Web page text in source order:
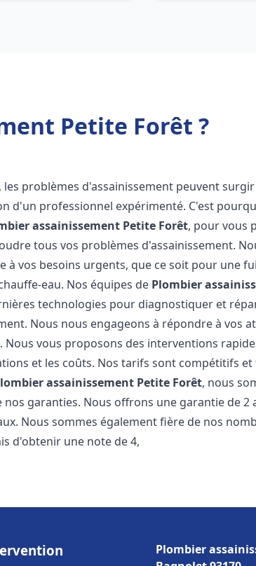
Petite Forêt ?
, les problèmes d'assainissement peuvent
d'un professionnel expérimenté. C'est
assainissement Petite Forêt, pour vous
tous vos problèmes d'assainissement.
à vos besoins urgents, que ce soit pour une
eau. Nos équipes de Plombier
technologies pour diagnostiquer et
Nous nous engageons à répondre à vos
vous proposons des interventions
et les coûts. Nos tarifs sont compétitifs
assainissement Petite Forêt, nous
nos garanties. Nous offrons une garantie de 2
Nous sommes également fière de nos
d'obtenir une note de 4,
Plombier